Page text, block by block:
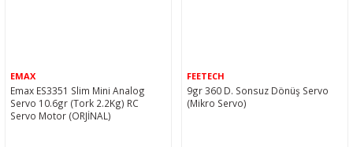
EMAX
Emax ES3351 Slim Mini Analog
Servo 10.6gr (Tork 2.2Kg) RC
Servo Motor (ORJİNAL)
FEETECH
9gr 360 D. Sonsuz Dönüş Servo
(Mikro Servo)